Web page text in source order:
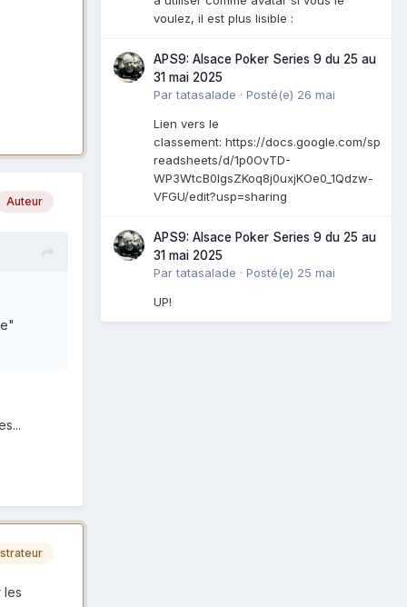
Auteur
les
voulez, il est plus lisible :
APS9: Alsace Poker Series 9 du 25 au
31 mai 2025
Partatasalade · Posté(e) 26 mai
Lien vers le
classement: https://docs.google.com/sp
readsheets/d/1p0OvTD-
WP3WtcB0lgsZKoq8j0uxjKOe0_1Qdzw-
VFGU/edit?usp=sharing
APS9: Alsace Poker Series 9 du 25 au
31 mai 2025
Partatasalade · Posté(e) 25 mai
UP!